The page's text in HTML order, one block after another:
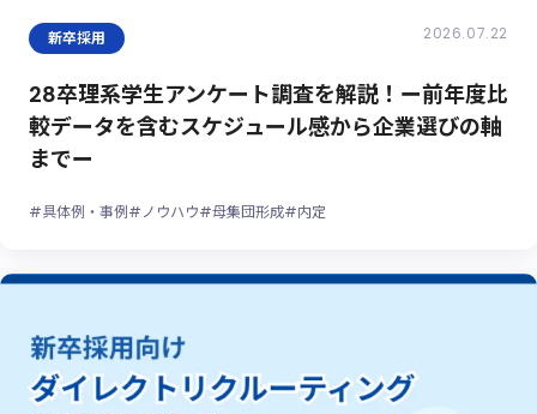
新卒採用 2026.07.22
28卒理系学生アンケート調査を解説！ー前年度比
較データを含むスケジュール感から企業選びの軸
までー
#具体例・事例#ノウハウ#母集団形成#内定